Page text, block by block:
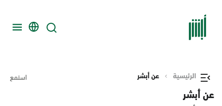
الرئيسية عن أبشر استمع
عن أبشر